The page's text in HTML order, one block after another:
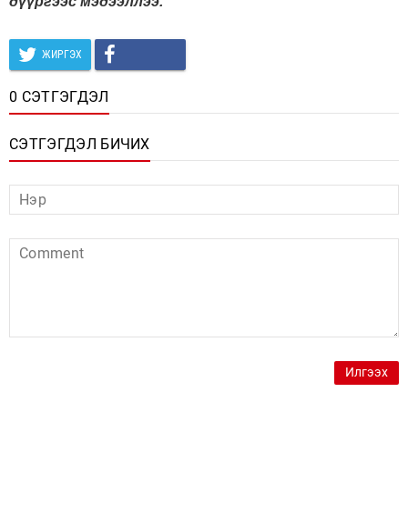
ЖИРГЭХ
0 СЭТГЭГДЭЛ
СЭТГЭГДЭЛ БИЧИХ
Илгээх